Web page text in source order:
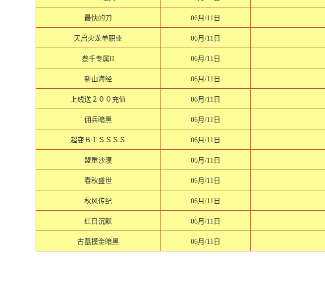
最快的刀 06月/11日
天启火龙单职业 06月/11日
叁千专属II 06月/11日
新山海经 06月/11日
上线送２００充值 06月/11日
佣兵暗黑 06月/11日
超变ＢＴＳＳＳＳ 06月/11日
盟重沙漠 06月/11日
春秋盛世 06月/11日
秋风传纪 06月/11日
红日沉默 06月/11日
古墓摸金暗黑 06月/11日